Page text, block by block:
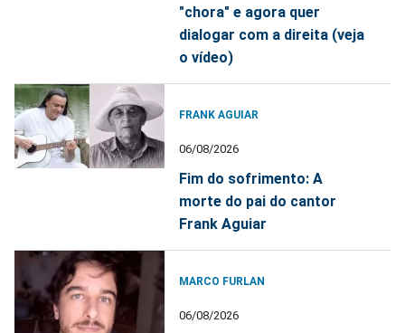
"chora" e agora quer
dialogar com a direita (veja
o vídeo)
FRANK AGUIAR
06/08/2026
Fim do sofrimento: A
morte do pai do cantor
Frank Aguiar
MARCO FURLAN
06/08/2026